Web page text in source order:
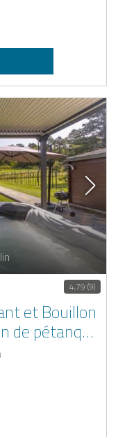
4,79 (9)
et Bouillon
de pétanque
2chambres: 1
de salles de bain: 1